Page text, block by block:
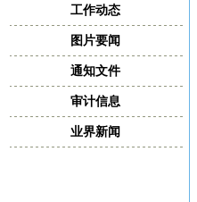
工作动态
图片要闻
通知文件
审计信息
业界新闻